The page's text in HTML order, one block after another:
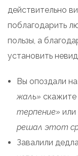
действительно
поблагодарить
пользы, а
установить
Вы опоздали
жаль» скажите
терпение» или
решал этот
Завалили